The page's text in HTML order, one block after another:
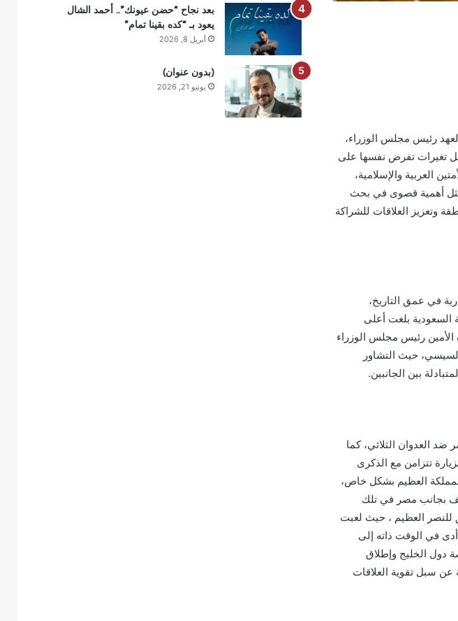
رئيس مجلس الوزراء،
تغيرات تفرض نفسها على
العربية والإسلامية،
تمثل أهمية قصوى في بحث
وتعزيز العلاقات للشراكة
في عمق التاريخ،
السعودية بلغت أعلى
رئيس مجلس الوزراء
حيث التشاور
بين الجانبين.
ضد العدوان الثلاثي، كما
تتزامن مع الذكرى
التضامن العربي، لمصر في حرب 1973، ودور ودعم المملكة العظيم بشكل خاص،
بجانب مصر في تلك
للنصر العظيم ، حيث لعبت
في الوقت ذاته إلى
دول الخليج وإطلاق
عن سبل تقوية العلاقات
بعد نجاح “حضن عيونك”.. أحمد الشال
يعود بـ “كده بقينا تمام”
أبريل 8, 2026
(بدون عنوان)
يونيو 21, 2026